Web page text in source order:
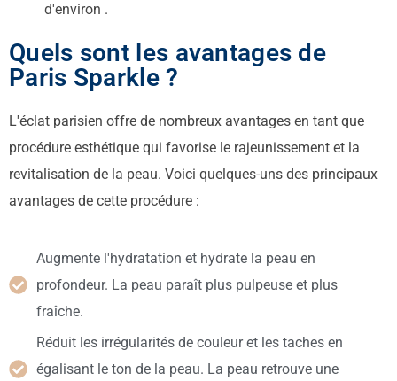
d'environ .
Quels sont les avantages de
Paris Sparkle ?
L'éclat parisien offre de nombreux avantages en tant que
procédure esthétique qui favorise le rajeunissement et la
revitalisation de la peau. Voici quelques-uns des principaux
avantages de cette procédure :
Augmente l'hydratation et hydrate la peau en
profondeur. La peau paraît plus pulpeuse et plus
fraîche.
Réduit les irrégularités de couleur et les taches en
égalisant le ton de la peau. La peau retrouve une